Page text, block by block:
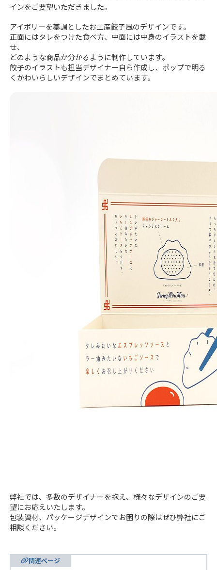
インをご要望いただきました。
アイボリーを基調としたお土産餃子風のデザインです。
正面にはタレをつけた食べ方、中面には中身のイラストを載
せ、
どのような商品か分かるように制作しています。
餃子のイラストも担当デザイナー自ら作成し、ポップで明る
くかわいらしいデザインでまとめています。
弊社では、多数のデザイナーを抱え、様々なデザインのご要
望にお応えいたします。
包装資材、パッケージデザインでお困りの際はぜひ弊社にご
相談ください。
関連ページ